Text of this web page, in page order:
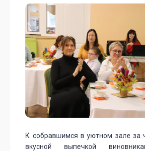
К собравшимся в уютном зале за
вкусной выпечкой